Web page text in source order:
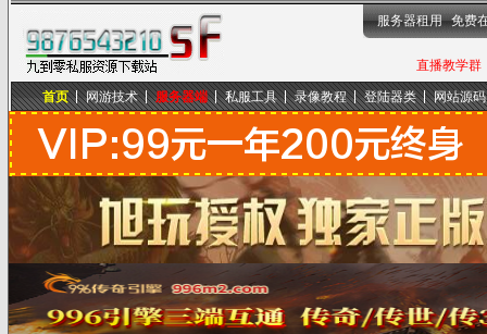
九到零私服资源下载站
直播教学群
服务器租用 免费
首页 网游技术 服务器端 私服工具 录像教程 登陆器类 网站源码